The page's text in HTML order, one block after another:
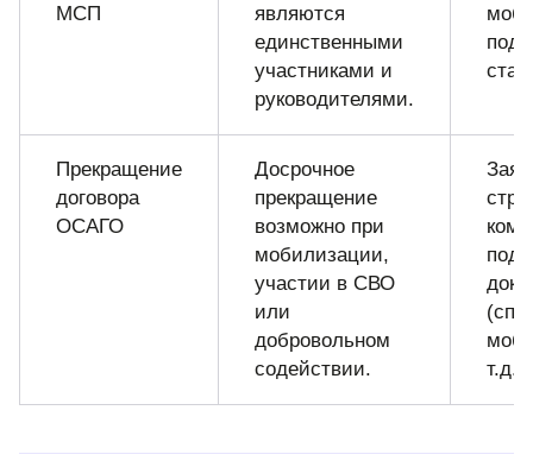
МСП
являются
единственными
участниками и
руководителями.
Прекращение
договора
ОСАГО
Досрочное
прекращение
возможно при
мобилизации,
участии в СВО
или
добровольном
содействии.
т.д.).